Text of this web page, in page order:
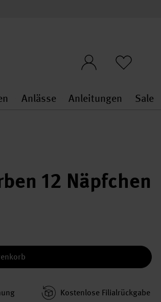
general.openMenu
Themenwelten
Anlässe
Anlässe
Anleitungen Sale
12 Näpfchen
Kosten­lose Filial­rückgabe